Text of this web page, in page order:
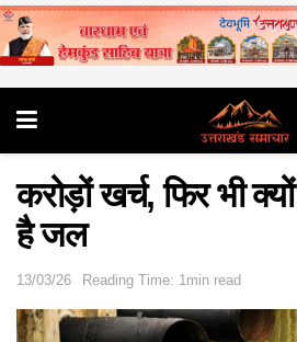
करोड़ों खर्च, फिर भी क्यों
है जल
13/03/26 Reading Time: 1min read